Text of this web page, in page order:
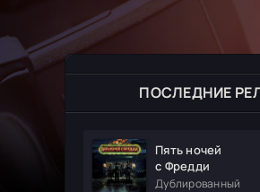
ПОСЛЕДНИЕ
Пять ночей
с Фредди
Дублированный